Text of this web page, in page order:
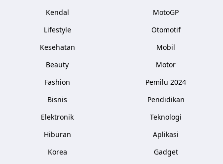
Kendal
Lifestyle
Kesehatan
Beauty
Fashion
Bisnis
Elektronik
Hiburan
Korea
MotoGP
Otomotif
Mobil
Motor
Pemilu 2024
Pendidikan
Teknologi
Aplikasi
Gadget